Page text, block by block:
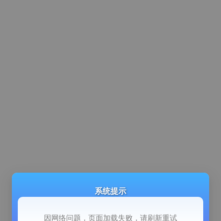
系统提示
因网络问题，页面加载失败，请刷新重试